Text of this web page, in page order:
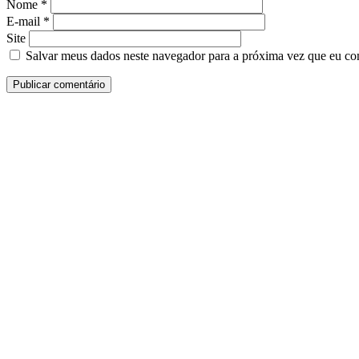
Nome *
E-mail *
Site
Salvar meus dados neste navegador para a próxima vez que eu